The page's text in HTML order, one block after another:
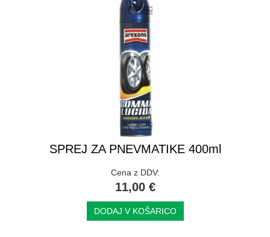
SPREJ ZA PNEVMATIKE 400ml
Cena z DDV:
11,00 €
DODAJ V KOŠARICO